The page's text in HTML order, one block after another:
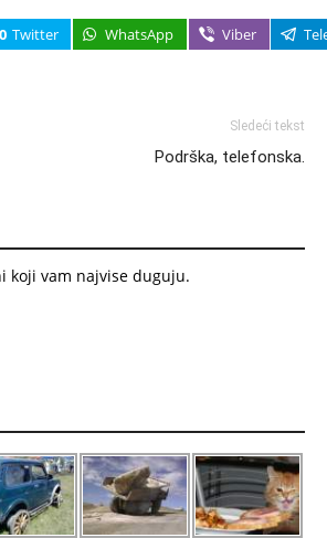
0 Twitter WhatsApp Viber
Sledeći tekst
Podrška, telefonska.
koji vam najvise duguju.